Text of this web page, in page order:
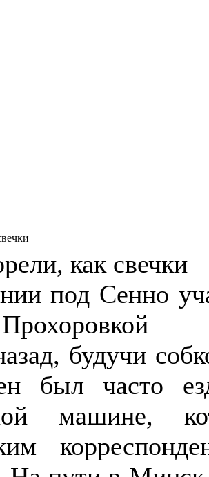
как свечки
под Сенно
будучи
был часто
машине,